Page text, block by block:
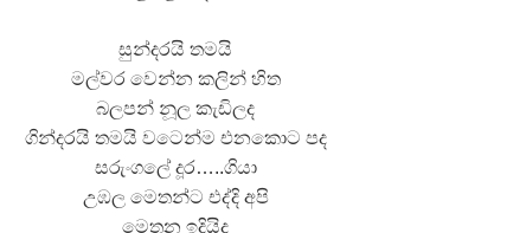
සුන්දරයි තමයි
මල්වර වෙන්න කලින් හිත
බලපන් නූල කැඩිලද
ගින්දරයි තමයි වටෙන්ම එනකොට පද
සරුංගලේ දූර…..ගියා
උඹල මෙතන්ට එද්දි අපි
මෙතන ඉදියිද